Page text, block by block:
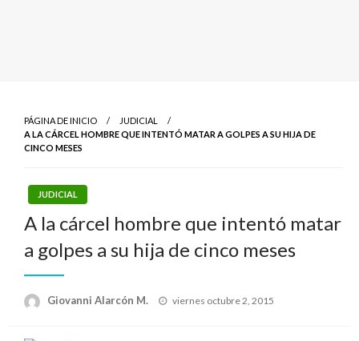
PÁGINA DE INICIO
JUDICIAL
A LA CÁRCEL HOMBRE QUE INTENTÓ MATAR A GOLPES A SU HIJA DE
CINCO MESES
JUDICIAL
A la cárcel hombre que intentó matar
a golpes a su hija de cinco meses
Giovanni Alarcón M.
Publicado
viernes octubre 2, 2015